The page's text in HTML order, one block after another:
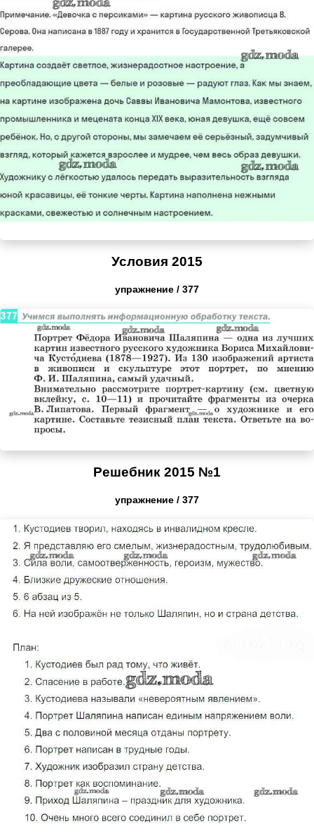
Условия 2015
упражнение / 377
Решебник 2015 №1
упражнение / 377